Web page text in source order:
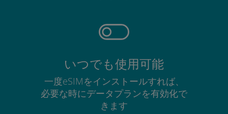
いつでも使用可能
一度eSIMをインストールすれば、
必要な時にデータプランを有効化で
きます